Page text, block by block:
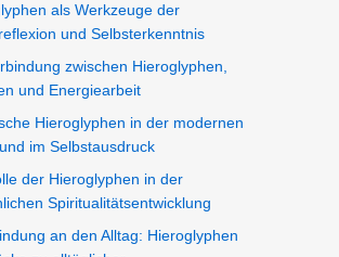
als Werkzeuge der
und Selbsterkenntnis
zwischen Hieroglyphen,
und Energiearbeit
Hieroglyphen in der modernen
im Selbstausdruck
der Hieroglyphen in der
Spiritualitätsentwicklung
an den Alltag: Hieroglyphen